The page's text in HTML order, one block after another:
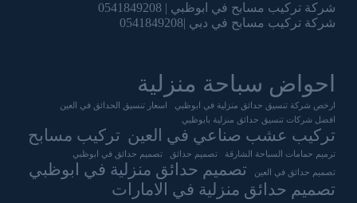
شركة تركيب مسابح في ابوظبي | 0541849208
شركة تركيب مسابح في دبي |0541849208
احواض سباحة منزلية
ارخص شركة تنسيق حدائق منزلية في ابوظبي
اسعار تنسيق الحدائق في العين
افضل شركات تنسيق حدائق منزلية بابوظبي
تركيب عشب صناعي في العين تركيب مسابح
ترميم حمامات السباحة الشارقة تصميم حدائق تصميم حدائق في ابوظبي
تصميم حدائق في العين
تصميم حدائق منزلية في ابوظبي
تصميم حدائق منزلية في الامارات